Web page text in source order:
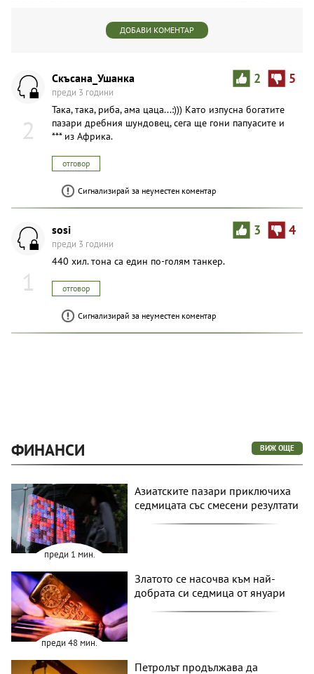
ДОБАВИ КОМЕНТАР
2
2 5
Скъсана_Ушанка
преди 3 години
Така, така, риба, ама цаца...:))) Като изпусна богатите
пазари дребния шyндовец, сега ще гони папуасите и
*** из Африка.
отговор
Сигнализирай за неуместен коментар
1
3 4
sosi
преди 3 години
440 хил. тона са един по-голям танкер.
отговор
Сигнализирай за неуместен коментар
ФИНАНСИ ВИЖ ОЩЕ
преди 1 мин.
Азиатските пазари приключиха
седмицата със смесени резултати
преди 48 мин.
Златото се насочва към най-
добрата си седмица от януари
Петролът продължава да